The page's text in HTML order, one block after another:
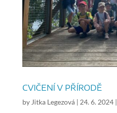
CVIČENÍ V PŘÍRODĚ
by Jitka Legezová| 24. 6. 2024|